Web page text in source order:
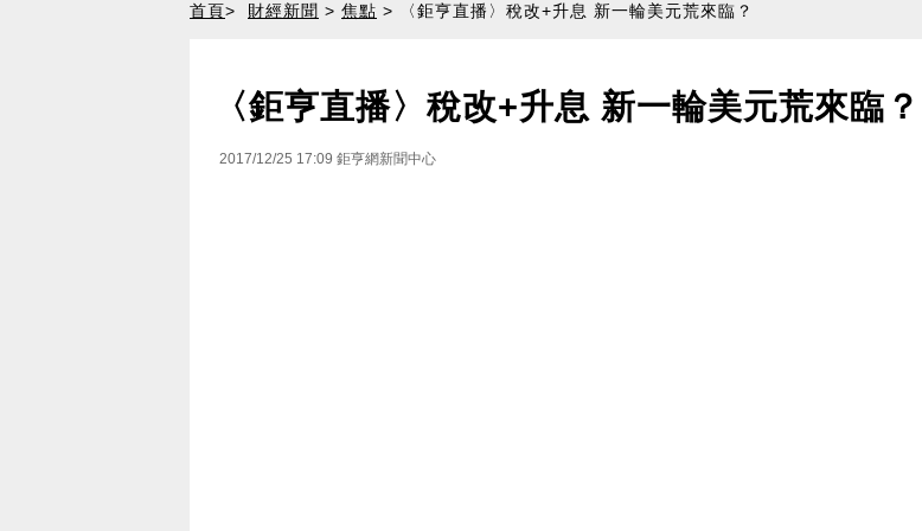
首頁> 財經新聞 > 焦點 > 〈鉅亨直播〉稅改+升息 新一輪美元荒來臨？
〈鉅亨直播〉稅改+升息 新一輪美元荒來臨？
2017/12/25 17:09 鉅亨網新聞中心